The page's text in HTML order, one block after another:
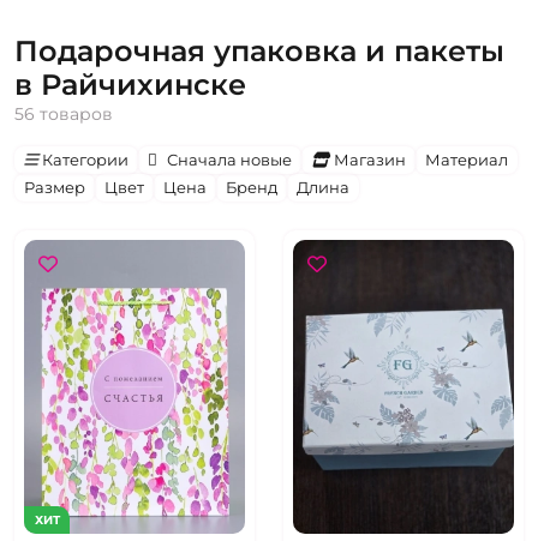
Подарочная упаковка и пакеты
в Райчихинске
56 товаров
Категории Сначала новые Магазин
Материал
Размер
Цвет Цена Бренд Длина
ХИТ